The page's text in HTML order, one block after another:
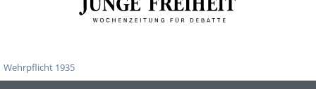
Wehrpflicht 1935